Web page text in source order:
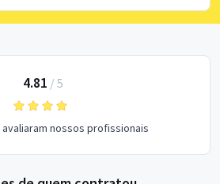
4.81 / 5
nossos profissionais